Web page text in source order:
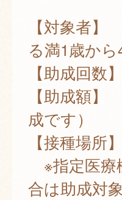
【対象者
る満1歳か
【助成回数
【助成額
成です）
【接種場
※指定医療
合は助成対